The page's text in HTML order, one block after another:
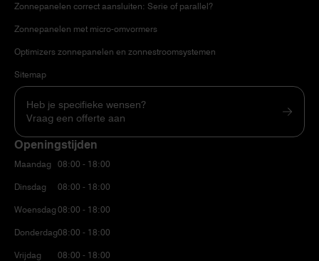
Zonnepanelen correct aansluiten: Serie of parallel?
Zonnepanelen met micro-omvormers
Optimizers zonnepanelen en zonnestroomsystemen
Sitemap
Heb je specifieke wensen?
Vraag een offerte aan
Openingstijden
Maandag
Dinsdag
Woensdag
Donderdag
Vrijdag
08:00 - 18:00
08:00 - 18:00
08:00 - 18:00
08:00 - 18:00
08:00 - 18:00